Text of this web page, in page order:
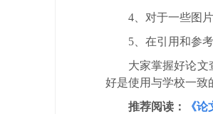
4、对于一些图
5、在引用和参
大家掌握好论文
好是使用与学校一致
推荐阅读：
《